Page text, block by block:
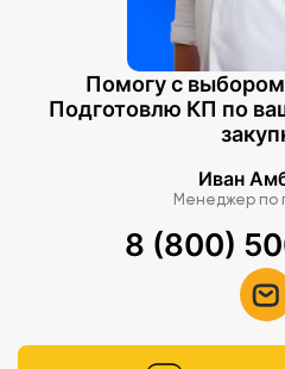
Помогу с
Подготовлю КП по
Иван
Менеджер по
8 (800)